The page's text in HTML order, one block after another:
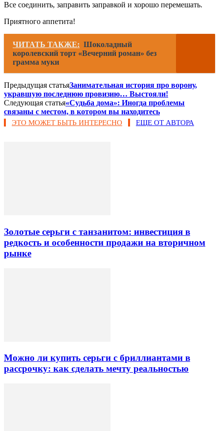
Все соединить, заправить заправкой и хорошо перемешать.
Приятного аппетита!
ЧИТАТЬ ТАКЖЕ: Шоколадный
королевский торт «Вечерний роман» без
грамма муки
Предыдущая статьяЗанимательная история про ворону,
укравшую последнюю провизию… Выстояли!
Следующая статья«Судьба дома»: Иногда проблемы
связаны с местом, в котором вы находитесь
ЭТО МОЖЕТ БЫТЬ ИНТЕРЕСНО ЕЩЕ ОТ АВТОРА
Золотые серьги с танзанитом: инвестиция в
редкость и особенности продажи на вторичном
рынке
Можно ли купить серьги с бриллиантами в
рассрочку: как сделать мечту реальностью